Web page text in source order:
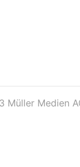
Müller Medien